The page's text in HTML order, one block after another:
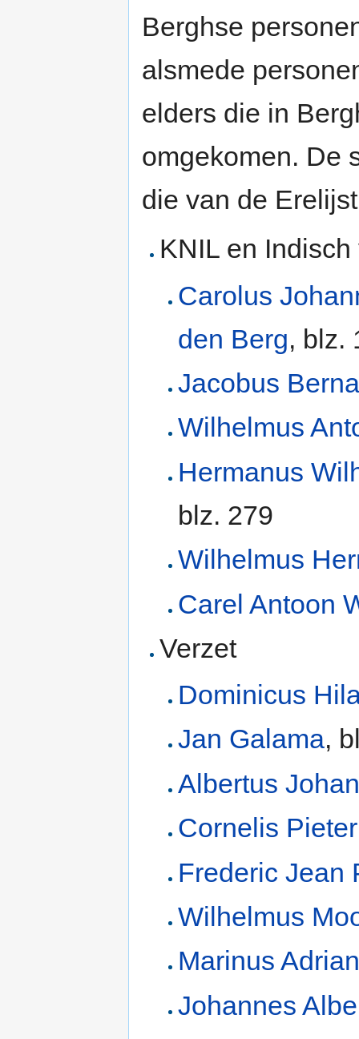
Berghse
alsmede
elders die in
omgekomen. De
die van de
KNIL en Indisch
Carolus
den Berg, blz.
Jacobus
Wilhelmus
Hermanus
blz. 279
Wilhelmus
Carel Antoon
Verzet
Dominicus
Jan Galama,
Albertus
Cornelis
Frederic Jean
Wilhelmus
Marinus
Johannes